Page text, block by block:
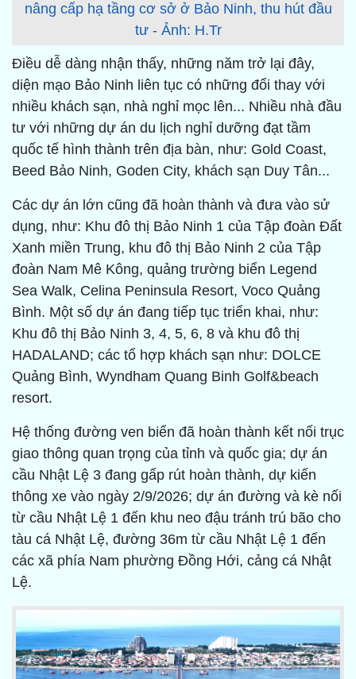
nâng cấp hạ tầng cơ sở ở Bảo Ninh, thu hút đầu
tư - Ảnh: H.Tr
Điều dễ dàng nhận thấy, những năm trở lại đây,
diện mạo Bảo Ninh liên tục có những đổi thay với
nhiều khách sạn, nhà nghỉ mọc lên... Nhiều nhà đầu
tư với những dự án du lịch nghỉ dưỡng đạt tầm
quốc tế hình thành trên địa bàn, như: Gold Coast,
Beed Bảo Ninh, Goden City, khách sạn Duy Tân...
Các dự án lớn cũng đã hoàn thành và đưa vào sử
dụng, như: Khu đô thị Bảo Ninh 1 của Tập đoàn Đất
Xanh miền Trung, khu đô thị Bảo Ninh 2 của Tập
đoàn Nam Mê Kông, quảng trường biển Legend
Sea Walk, Celina Peninsula Resort, Voco Quảng
Bình. Một số dự án đang tiếp tục triển khai, như:
Khu đô thị Bảo Ninh 3, 4, 5, 6, 8 và khu đô thị
HADALAND; các tổ hợp khách sạn như: DOLCE
Quảng Bình, Wyndham Quang Binh Golf&beach
resort.
Hệ thống đường ven biển đã hoàn thành kết nối trục
giao thông quan trọng của tỉnh và quốc gia; dự án
cầu Nhật Lệ 3 đang gấp rút hoàn thành, dự kiến
thông xe vào ngày 2/9/2026; dự án đường và kè nối
từ cầu Nhật Lệ 1 đến khu neo đậu tránh trú bão cho
tàu cá Nhật Lệ, đường 36m từ cầu Nhật Lệ 1 đến
các xã phía Nam phường Đồng Hới, cảng cá Nhật
Lệ.